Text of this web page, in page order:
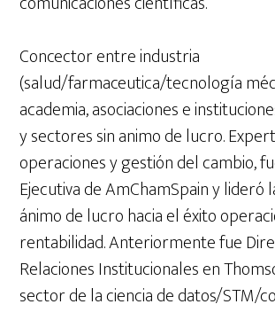
Concector entre industria
(salud/farmaceutica/tecnología
academia, asociaciones e
y sectores sin animo de lucro.
operaciones y gestión del cambio,
Ejecutiva de AmChamSpain y lideró
ánimo de lucro hacia el éxito
rentabilidad. Anteriormente fue
Relaciones Institucionales en
sector de la ciencia de datos/STM/